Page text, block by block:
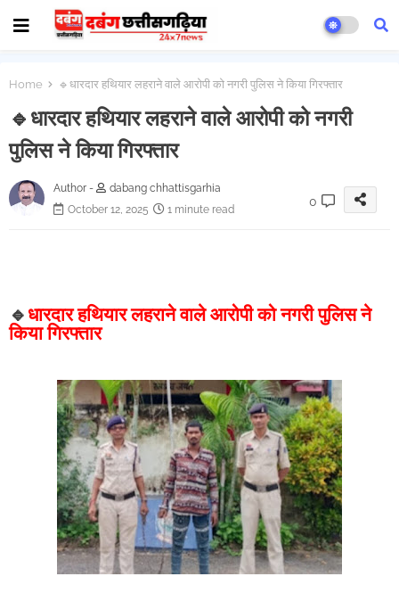
Home 🔹धारदार हथियार लहराने वाले आरोपी को नगरी पुलिस ने किया गिरफ्तार
🔹धारदार हथियार लहराने वाले आरोपी को नगरी
पुलिस ने किया गिरफ्तार
Author -
dabang chhattisgarhia
October 12, 2025
1 minute read
0
🔹 धारदार हथियार लहराने वाले आरोपी को नगरी पुलिस ने
किया गिरफ्तार